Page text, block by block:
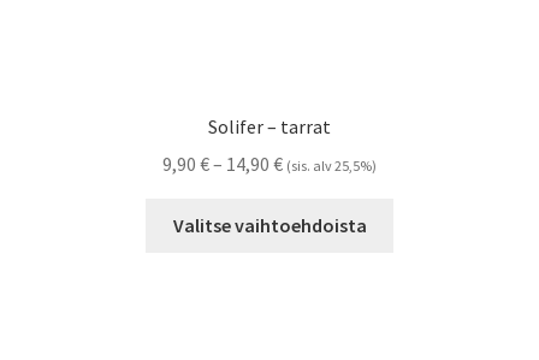
Solifer – tarrat
9,90 €– 14,90 €Hintaluokka:
-
(sis. alv 25,5%)
Valitse vaihtoehdoista